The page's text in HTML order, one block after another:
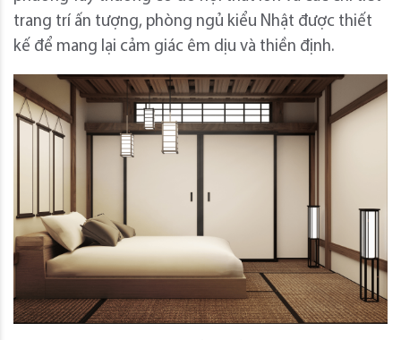
trang trí ấn tượng, phòng ngủ kiểu Nhật được thiết
kế để mang lại cảm giác êm dịu và thiền định.